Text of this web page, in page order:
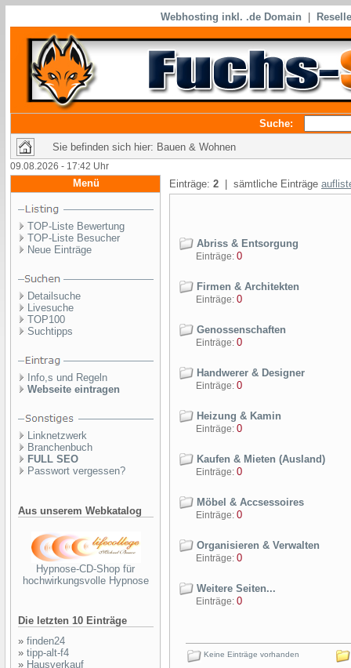
Webhosting inkl. .de Domain
Suche:
Sie befinden sich hier: Bauen & Wohnen
09.08.2026 - 17:42 Uhr
Menü
TOP-Liste Bewertung
TOP-Liste Besucher
Neue Einträge
Detailsuche
Livesuche
TOP100
Suchtipps
Info,s und Regeln
Webseite eintragen
Linknetzwerk
Branchenbuch
FULL SEO
Passwort vergessen?
Aus unserem Webkatalog
Hypnose-CD-Shop für
hochwirkungsvolle Hypnose
Die letzten 10 Einträge
» finden24
» tipp-alt-f4
» Hausverkauf
Einträge: 2 | sämtliche Einträge
Abriss & Entsorgung
Einträge: 0
Firmen & Architekten
Einträge: 0
Genossenschaften
Einträge: 0
Handwerer & Designer
Einträge: 0
Heizung & Kamin
Einträge: 0
Kaufen & Mieten (Ausland)
Einträge: 0
Möbel & Accsessoires
Einträge: 0
Organisieren & Verwalten
Einträge: 0
Weitere Seiten...
Einträge: 0
Keine Einträge vorhanden